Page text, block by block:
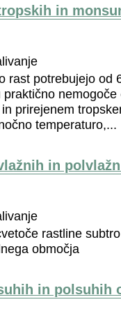
in
rast potrebujejo od
praktično
prirejenem
temperaturo,...
in
rastline
območja
in polsuhih